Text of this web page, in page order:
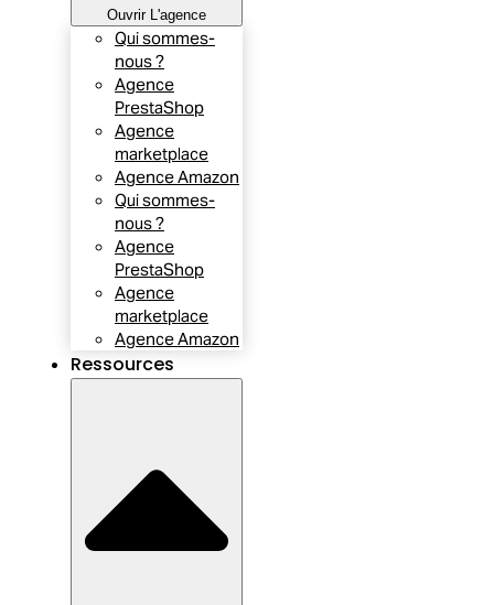
Ouvrir L'agence
Qui sommes-
nous ?
Agence
PrestaShop
Agence
marketplace
Agence Amazon
Qui sommes-
nous ?
Agence
PrestaShop
Agence
marketplace
Agence Amazon
Ressources